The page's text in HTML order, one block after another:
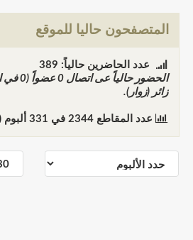
المتصفحون حاليا للموقع
عدد الحاضرين حالياً: 389
الحضور حالياً عى اتصال 0 عضواً (0 في الوضع الخفي) و
زائر (زوار).
عدد المقاطع2344 في 331